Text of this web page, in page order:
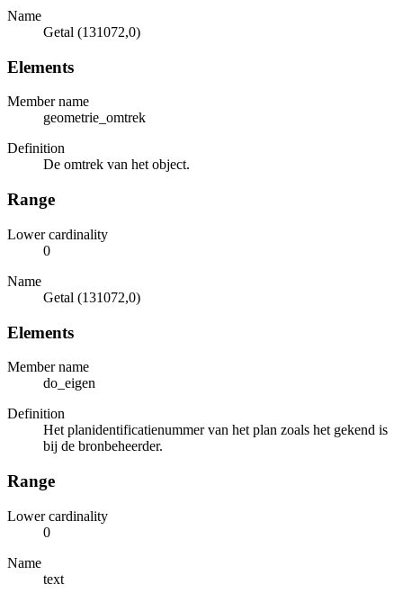
Name
Getal (131072,0)
Elements
Member name
geometrie_omtrek
Definition
De omtrek van het object.
Range
Lower cardinality
0
Name
Getal (131072,0)
Elements
Member name
do_eigen
Definition
Het planidentificatienummer van het plan zoals het gekend is
bij de bronbeheerder.
Range
Lower cardinality
0
Name
text